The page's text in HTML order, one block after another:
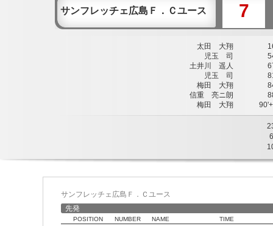
サンフレッチェ広島Ｆ．Ｃユース 7
太田 大翔
児玉 司
土井川 遥人
児玉 司
梅田 大翔
信重 亮ニ朗
梅田 大翔
6
サンフレッチェ広島Ｆ．Ｃユース
先発
POSITION NUMBER NAME TIME